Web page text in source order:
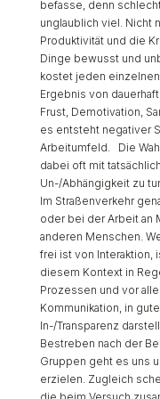
befasse, denn
unglaublich viel. Nicht
Produktivität und die
Dinge bewusst und
kostet jeden
Ergebnis von
Frust, Demotivation,
es entsteht negativer
Arbeitumfeld. Die
dabei oft mit
Un-/Abhängigkeit zu
Im Straßenverkehr
oder bei der Arbeit an
anderen Menschen.
frei ist von Interaktion,
diesem Kontext in
Prozessen und vor
Kommunikation, in
In-/Transparenz
Bestreben nach der
Gruppen geht es uns
erzielen. Zugleich